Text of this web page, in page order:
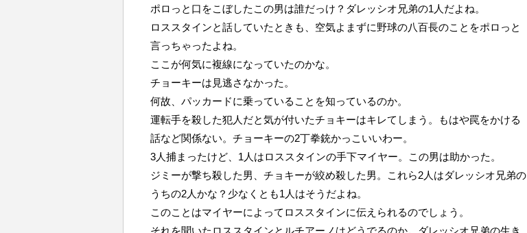
ポロっと口をこぼしたこの男は誰だっけ？ダレッシオ兄弟の1人だよね。
ロススタインと話していたときも、空気よまずに野球の八百長のことをポロっと
言っちゃったよね。
ここが何気に複線になっていたのかな。
チョーキーは見逃さなかった。
何故、パッカードに乗っていることを知っているのか。
運転手を殺した犯人だと気が付いたチョキーはキレてしまう。もはや罠をかける
話など関係ない。チョーキーの2丁拳銃かっこいいわー。
3人捕まったけど、1人はロススタインの手下マイヤー。この男は助かった。
ジミーが撃ち殺した男、チョキーが絞め殺した男。これら2人はダレッシオ兄弟の
うちの2人かな？少なくとも1人はそうだよね。
このことはマイヤーによってロススタインに伝えられるのでしょう。
それを聞いたロススタインとルチアーノはどうでるのか。ダレッシオ兄弟の生き